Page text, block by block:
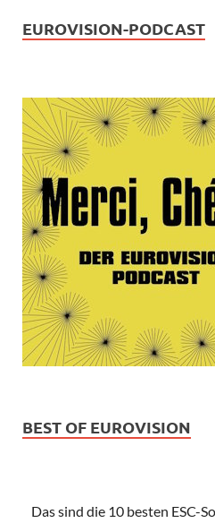
EUROVISION-PODCAST
BEST OF EUROVISION
Das sind die 10 besten ESC-